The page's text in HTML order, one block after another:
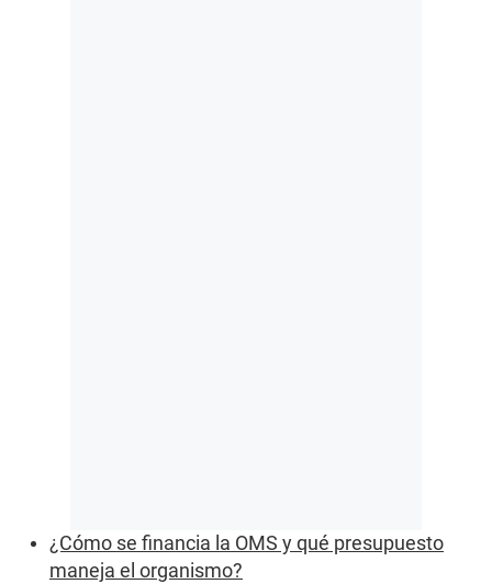
¿Cómo se financia la OMS y qué presupuesto
maneja el organismo?